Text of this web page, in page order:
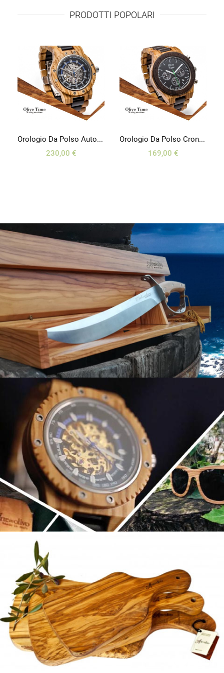
PRODOTTI POPOLARI
Orologio Da Polso Automatico In Legno Di Olivo E Wengé
230,00 €
Orologio Da Polso Crono Sport In Legno Di Olivo E Noce
169,00 €